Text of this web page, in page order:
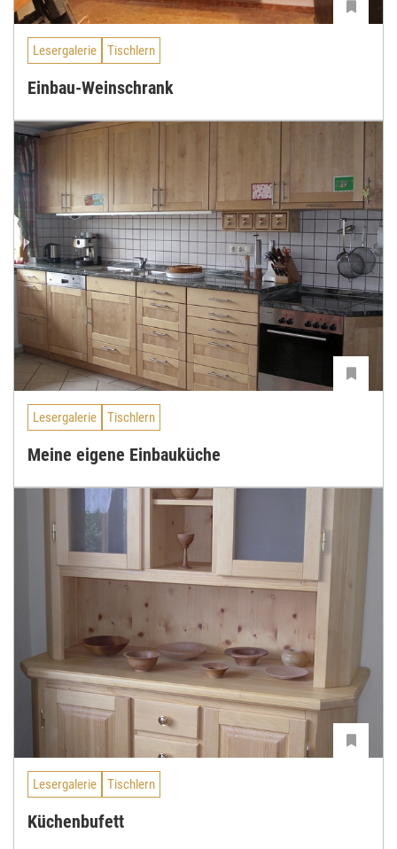
Lesergalerie Tischlern
Einbau-Weinschrank
Lesergalerie Tischlern
Meine eigene Einbauküche
Lesergalerie Tischlern
Küchenbufett